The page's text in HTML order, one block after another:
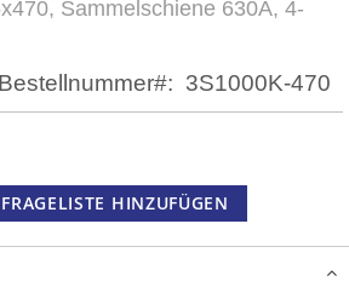
Sammelschiene 630A, 4-
Bestellnummer 3S1000K-470
HINZUFÜGEN